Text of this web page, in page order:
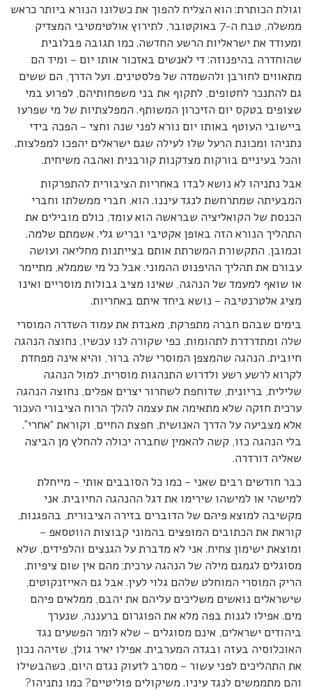
וגולת הכותרת: הוא הצליח להפוך את כשלונו הנורא ביותר כראש
ממשלה, טבח ה-7 באוקטובר, לתירוץ אולטימטיבי המצדיק
ומעודד את ישראליות הרשע החדשה. כמו תגובה פבלובית
שהוחדרה בהיפנוזה: די לאנשים באזכור אותו יום – ומיד הם
מתאווים לחורבן ולהשמדה של פלסטינים. ועל הדרך, הם ששים
גם להתנכר לחטופים, לתקוף את בני משפחותיהם, לפרוע במי
שצופים בטקס יום הזיכרון המשותף. המפלצתיות של מי שפרעו
ביישובי העוטף באותו יום נורא לפני שנה וחצי – הפכה בידי
נתניהו ומכונת הרעל שלו לעילה שגם ישראלים יהפכו למפלצות.
והכל בעיניים בורקות מצדקנות קורבנית ואהבה משיחית.
אבל נתניהו לא נושא לבדו באחריות הציבורית להתפרקות
המבעיתה שמתרחשת לנגד עיננו. הוא, חברי ממשלתו וחברי
הכנסת של הקואליציה שבראשה הוא עומד, כולם מובילים את
התהליך הנורא הזה באופן אקטיבי ובריש גלי. אשמתם שלמה.
וכמובן, התקשורת המשרתת אותם בצייתנות מחליאה ועושה
עבורם את תהליך ההיפנוט ההמוני. אבל כל מי שממלא, מתיימר
או שואף למעמד של הנהגה, שאינו מציב גבולות מוסריים ואינו
מציג אלטרנטיבה – נושא ביחד איתם באחריות.
בימים שבהם חברה מתפרקת, מאבדת את עמוד השדרה המוסרי
שלה ומתדרדרת לתהומות, כפי שקורה לנו עכשיו, נחוצה הנהגה
חיובית. הנהגה שהמצפן המוסרי שלה ברור, והיא אינה מפחדת
לקרוא לרשע רשע ולדרוש התנהגות מוסרית. למול הנהגה
שלילית, בריונית, שדוחפת לשחרור יצרים אפלים, נחוצה הנהגה
ערכית חזקה שלא מתאימה את עצמה להלך הרוח הציבורי העכור
אלא מצביעה על הדרך האנושית, חפצת החיים, וקוראת “אחרי”.
בלי הנהגה כזו, קשה להאמין שחברה יכולה להחלץ מן הביצה
שאליה דורדרה.
כבר חודשים רבים שאני – כמו כל הסובבים אותי – מייחלת
למישהי או למישהו שירימו את דגל ההנהגה החיובית. אני
מקשיבה למוצא פיהם של הדוברים בזירה הציבורית, בהפגנות,
קוראת את הכתובים המופצים בהמוני קבוצות הווטסאפ –
ומוצאת ישימון צחיח. אני לא מדברת על הגנצים והלפידים, שלא
מסוגלים לגמגם מילה של הנהגה ערכית; מהם אין שום ציפיות.
הריק המוסרי המוחלט שלהם גלוי לעין. אבל גם האייזנקוטים,
שישראלים נואשים משליכים עליהם את יהבם, ממלאים פיהם
מים. אפילו לגנות בפה מלא את הפוגרום ברעננה, שנערך
ביהודים ישראלים, אינם מסוגלים – שלא לומר הפשעים נגד
האוכלוסיה בעזה ובגדה המערבית. אפילו יאיר גולן, שזיהה נכון
את התהליכים לפני עשור – מסרב לזעוק נגדם היום, כשהבשילו
והם מתממשים לנגד עיניו. משיקולים פוליטיים? כמו נתניהו?